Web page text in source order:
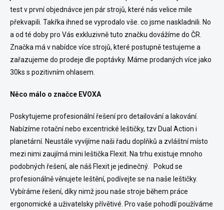
test v první objednávce jen pár strojů, které nás velice mile
překvapili. Takřka ihned se vyprodalo vše. co jsme naskladnili. No
a od té doby pro Vás exkluzivně tuto značku dovážíme do ČR.
Značka má v nabídce více strojů, které postupně testujeme a
zařazujeme do prodeje dle poptávky. Máme prodaných více jako
30ks s pozitivním ohlasem.
Něco málo o značce EVOXA
Poskytujeme profesionální řešení pro detailování a lakování.
Nabízíme rotační nebo excentrické leštičky, tzv Dual Action i
planetární. Neustále vyvíjíme naši řadu doplňků a zvláštní místo
mezi nimi zaujímá mini leštička Flexit. Na trhu existuje mnoho
podobných řešení, ale náš Flexit je jedinečný. Pokud se
profesionálně věnujete leštění, podívejte se na naše leštičky.
Vybíráme řešení, díky nimž jsou naše stroje během práce
ergonomické a uživatelsky přívětivé. Pro vaše pohodlí používáme